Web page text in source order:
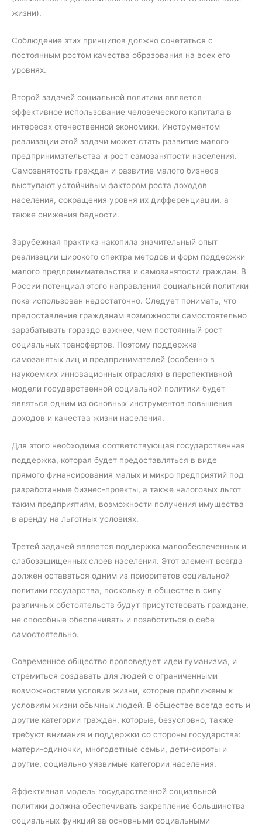
жизни).
Соблюдение этих принципов должно сочетаться с
постоянным ростом качества образования на всех его
уровнях.
Второй задачей социальной политики является
эффективное использование человеческого капитала в
интересах отечественной экономики. Инструментом
реализации этой задачи может стать развитие малого
предпринимательства и рост самозанятости населения.
Самозанятость граждан и развитие малого бизнеса
выступают устойчивым фактором роста доходов
населения, сокращения уровня их дифференциации, а
также снижения бедности.
Зарубежная практика накопила значительный опыт
реализации широкого спектра методов и форм поддержки
малого предпринимательства и самозанятости граждан. В
России потенциал этого направления социальной политики
пока использован недостаточно. Следует понимать, что
предоставление гражданам возможности самостоятельно
зарабатывать гораздо важнее, чем постоянный рост
социальных трансфертов. Поэтому поддержка
самозанятых лиц и предпринимателей (особенно в
наукоемких инновационных отраслях) в перспективной
модели государственной социальной политики будет
являться одним из основных инструментов повышения
доходов и качества жизни населения.
Для этого необходима соответствующая государственная
поддержка, которая будет предоставляться в виде
прямого финансирования малых и микро предприятий под
разработанные бизнес-проекты, а также налоговых льгот
таким предприятиям, возможности получения имущества
в аренду на льготных условиях.
Третей задачей является поддержка малообеспеченных и
слабозащищенных слоев населения. Этот элемент всегда
должен оставаться одним из приоритетов социальной
политики государства, поскольку в обществе в силу
различных обстоятельств будут присутствовать граждане,
не способные обеспечивать и позаботиться о себе
самостоятельно.
Современное общество проповедует идеи гуманизма, и
стремиться создавать для людей с ограниченными
возможностями условия жизни, которые приближены к
условиям жизни обычных людей. В обществе всегда есть и
другие категории граждан, которые, безусловно, также
требуют внимания и поддержки со стороны государства:
матери-одиночки, многодетные семьи, дети-сироты и
другие, социально уязвимые категории населения.
Эффективная модель государственной социальной
политики должна обеспечивать закрепление большинства
социальных функций за основными социальными